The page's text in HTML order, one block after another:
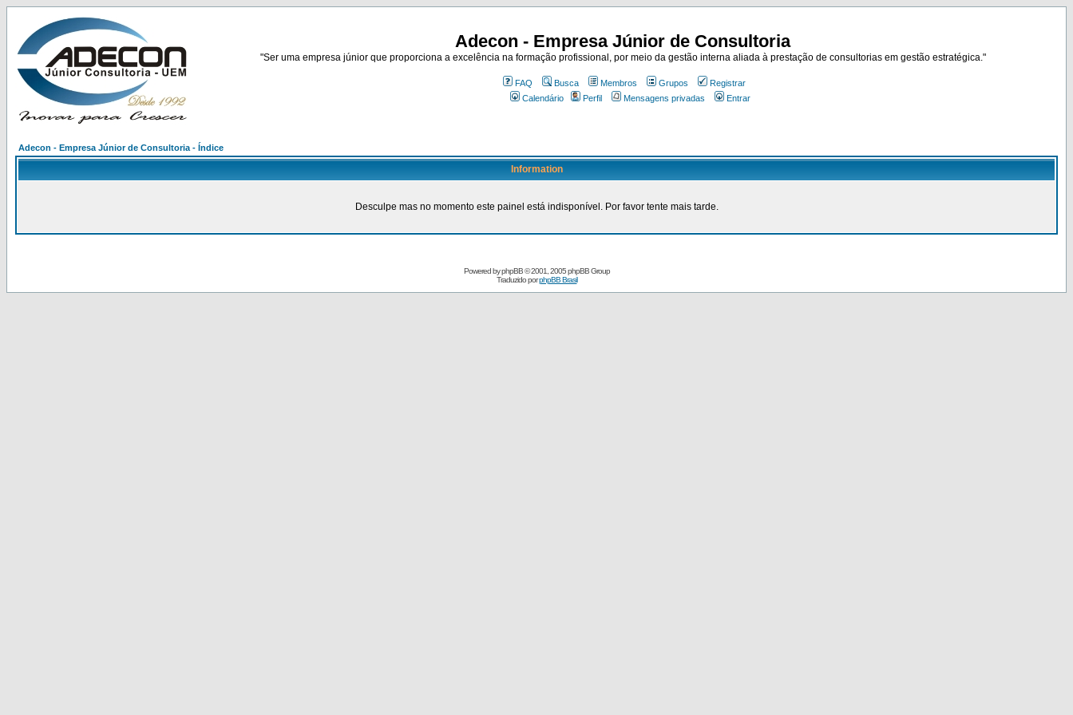
Adecon - Empresa Júnior de Consultoria
"Ser uma empresa júnior que proporciona a excelência na formação profissional, por meio da gestão interna aliada à prestação de consultorias em gestão estratégica."
FAQ Busca Membros Grupos
Registrar
Calendário
Perfil Mensagens privadas Entrar
Adecon - Empresa Júnior de Consultoria - Índice
Information
Desculpe mas no momento este painel está indisponível. Por favor tente mais tarde.
Powered byphpBB© 2001, 2005 phpBB Group
Traduzido porphpBB Brasil